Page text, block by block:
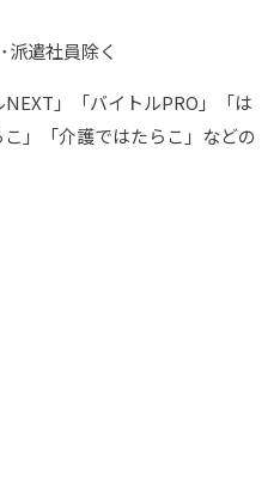
遣社員除く
」「バイトルPRO」「は
」「介護ではたらこ」などの